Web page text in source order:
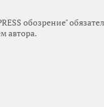
обозрение"
автора.